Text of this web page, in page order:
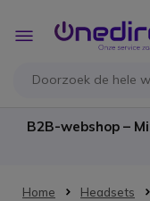
Toggle
Nav
B2B-webshop –
Home Headsets